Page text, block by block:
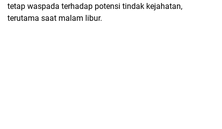
tetap waspada terhadap potensi tindak kejahatan,
terutama saat malam libur.